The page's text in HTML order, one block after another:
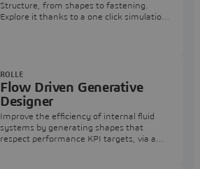
Structure, from shapes to fastening.
Explore it thanks to a one click simulation
Flow Driven Generative
Designer
Improve the efficiency of internal fluid
systems by generating shapes that
respect performance KPI targets, via a
ROLLE